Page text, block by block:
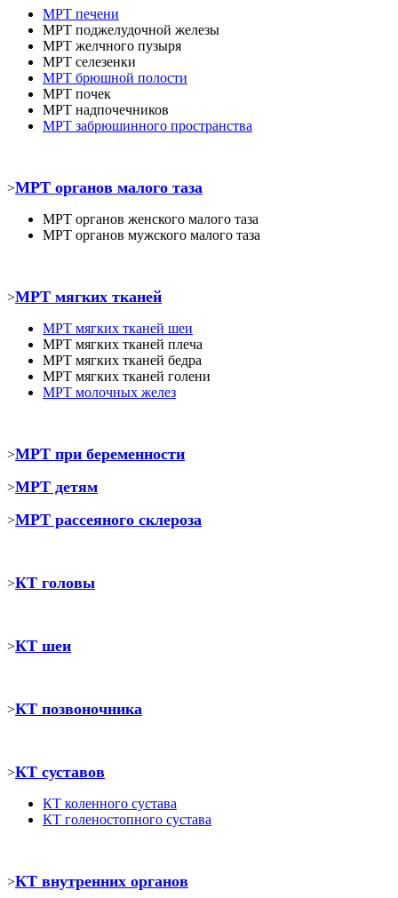
МРТ печени
МРТ поджелудочной железы
МРТ желчного пузыря
МРТ селезенки
МРТ брюшной полости
МРТ почек
МРТ надпочечников
МРТ забрюшинного пространства
>МРТ органов малого таза
МРТ органов женского малого таза
МРТ органов мужского малого таза
>МРТ мягких тканей
МРТ мягких тканей шеи
МРТ мягких тканей плеча
МРТ мягких тканей бедра
МРТ мягких тканей голени
МРТ молочных желез
>МРТ при беременности
>МРТ детям
>МРТ рассеяного склероза
>КТ головы
>КТ шеи
>КТ позвоночника
>КТ суставов
КТ коленного сустава
КТ голеностопного сустава
>КТ внутренних органов